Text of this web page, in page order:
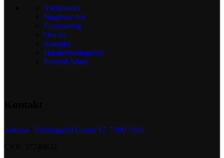
Værkstedet
Nøgleservice
Finansering
Om os
Kontakt
Handelsbetingelser
Fortryd Aftale
Adresse Vindinggård Center 17, 7100 Vejle